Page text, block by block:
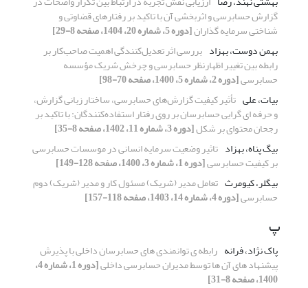
گزارش حسابرسی و اثربخشی آن با تاکید بر رفتارهای قضاوتی و
شناختی سرمایه گذاران[دوره 5، شماره 20، 1404، صفحه 8-29]
بهمن دوست، بهزاد بررسی اثر تعدیل‌کنندگی اهمیت صاحب‌کار بر
رابطه بین تغییر اظهارنظر حسابرسی و چرخش شریک مؤسسه
حسابرسی[دوره 2، شماره 5، 1400، صفحه 70-98]
بیات، علی تأثیر کیفیت گزارش‌های حسابرسی، ساختار زبانی گزارش،
و حرفه ای گرایی حسابرسان بر روی رفتار استفاده‌کنندگان: با تاکید بر
رجحان محتوای بر شکل[دوره 3، شماره 11، 1402، صفحه 8-35]
بیگ پناه، بهزاد تاثیر وضعیت سرمایه انسانی در موسسات حسابرسی
بر کیفیت حسابرسی[دوره 1، شماره 3، 1400، صفحه 128-149]
بیگلر، کیومرث تعامل مدیر (شریک) مسئول کار و مدیر (شریک) دوم
حسابرسی[دوره 4، شماره 14، 1403، صفحه 118-157]
پ
پاک نژاد، فرانه رابطه ی توانمندی های حسابرسان داخلی با پذیرش
پیشنهاد های آن ها توسط مدیران حسابرسی داخلی [دوره 1، شماره 4،
1400، صفحه 8-31]